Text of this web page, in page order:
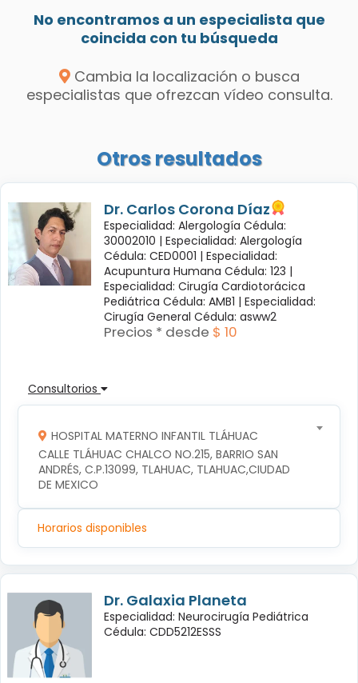
No encontramos a un especialista que
coincida con tu búsqueda
Cambia la localización o busca
especialistas que ofrezcan vídeo consulta.
Otros resultados
Dr. Carlos Corona Díaz
Especialidad: Alergología Cédula:
30002010 | Especialidad: Alergología
Cédula: CED0001 | Especialidad:
Acupuntura Humana Cédula: 123 |
Especialidad: Cirugía Cardiotorácica
Pediátrica Cédula: AMB1 | Especialidad:
Cirugía General Cédula: asww2
Precios * desde $ 10
Consultorios
HOSPITAL MATERNO INFANTIL TLÁHUAC
CALLE TLÁHUAC CHALCO NO.215, BARRIO SAN
ANDRÉS, C.P.13099, TLAHUAC, TLAHUAC,CIUDAD
DE MEXICO
Horarios disponibles
Dr. Galaxia Planeta
Especialidad: Neurocirugía Pediátrica
Cédula: CDD5212ESSS